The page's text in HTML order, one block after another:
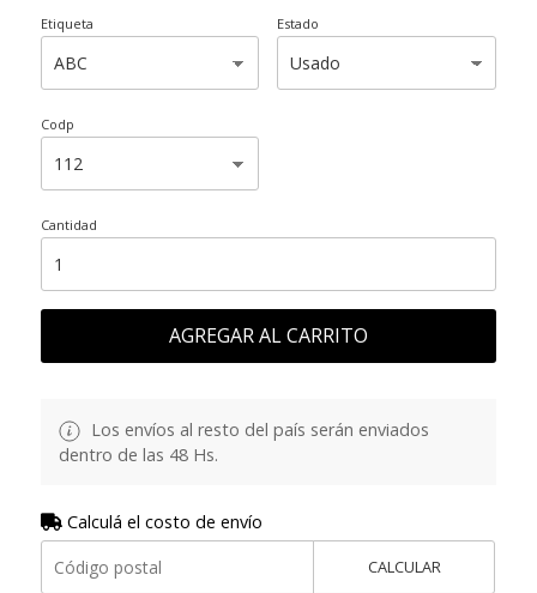
Etiqueta Estado
Codp
Cantidad
AGREGAR AL CARRITO
Los envíos al resto del país serán enviados
dentro de las 48 Hs.
Calculá el costo de envío
CALCULAR